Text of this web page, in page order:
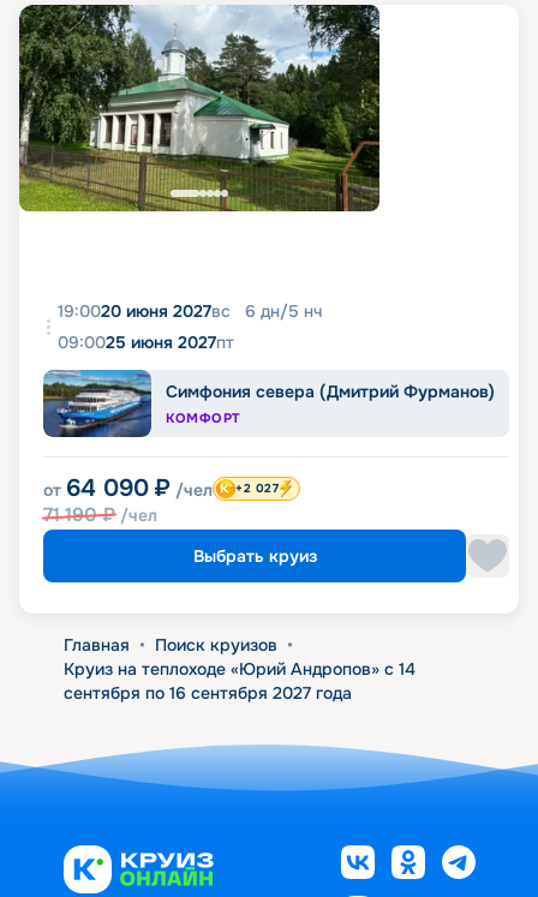
19:0020 июня 2027вс 6 дн/5 нч
09:0025 июня 2027пт
Симфония севера (Дмитрий Фурманов)
КОМФОРТ
от 64 090 ₽ /чел
71 190₽ /чел
+2 027
Выбрать круиз
Главная • Поиск круизов •
Круиз на теплоходе «Юрий Андропов» с 14
сентября по 16 сентября 2027 года